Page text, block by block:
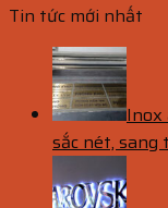
Tin tức mới nhất
Inox
sắc nét, sang